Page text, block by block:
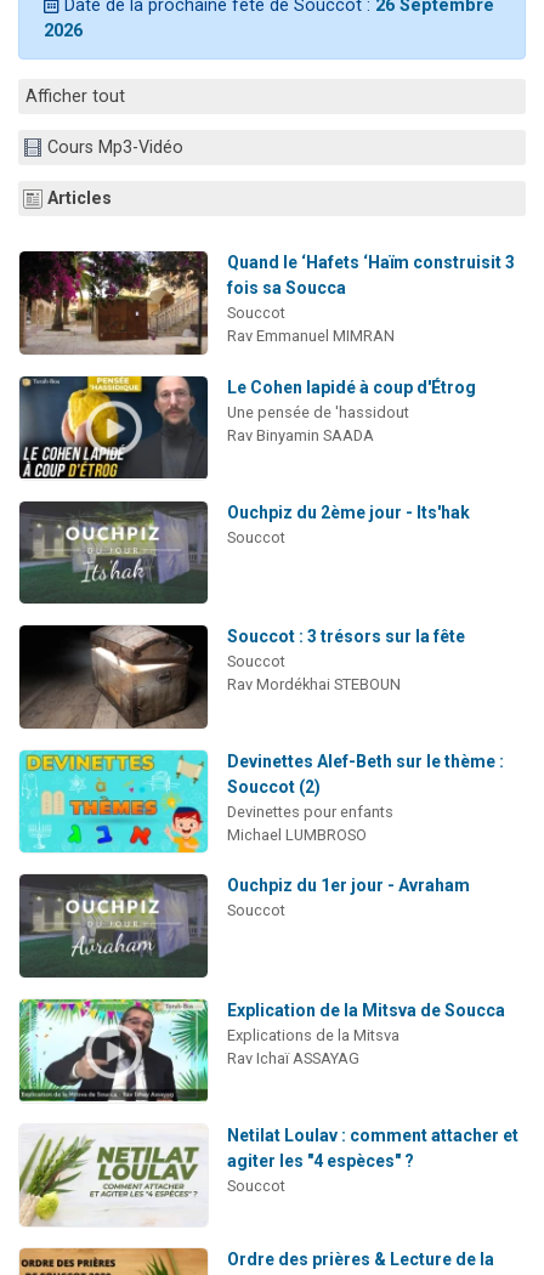
61 personnes viennent de demander une bénédiction
Date de la prochaine fête de Souccot : 26 Septembre
2026
Afficher tout
Cours Mp3-Vidéo
Articles
Quand le ‘Hafets ‘Haïm construisit 3
fois sa Soucca
Souccot
Rav Emmanuel MIMRAN
Le Cohen lapidé à coup d'Étrog
Une pensée de 'hassidout
Rav Binyamin SAADA
Ouchpiz du 2ème jour - Its'hak
Souccot
Souccot : 3 trésors sur la fête
Souccot
Rav Mordékhai STEBOUN
Devinettes Alef-Beth sur le thème :
Souccot (2)
Devinettes pour enfants
Michael LUMBROSO
Ouchpiz du 1er jour - Avraham
Souccot
Explication de la Mitsva de Soucca
Explications de la Mitsva
Rav Ichaï ASSAYAG
Netilat Loulav : comment attacher et
agiter les "4 espèces" ?
Souccot
Ordre des prières & Lecture de la